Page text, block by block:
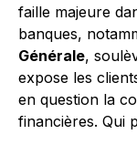
faille majeure
banques,
Générale,
expose les
en question la
financières. Qui